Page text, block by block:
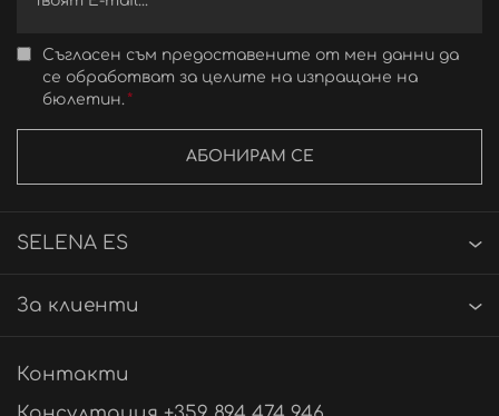
Съгласен съм предоставените от мен данни да
се обработват за целите на изпращане на
бюлетин.
АБОНИРАМ СЕ
SELENA ES
За клиенти
Контакти